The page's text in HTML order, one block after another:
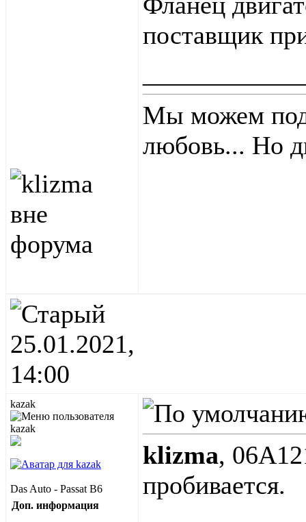
поставщик
Мы можем
любовь... Но
25.01.2021,
14:00
kazak
Das Auto - Passat B6
Доп. информация
klizma,
пробивается.